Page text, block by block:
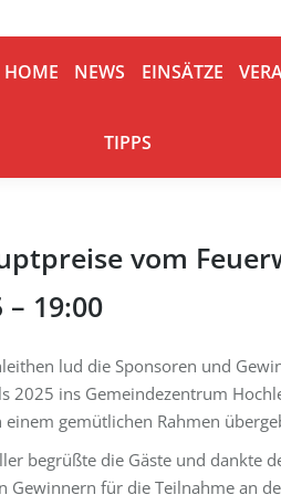
HOME NEWS EINSÄTZE
TIPPS
vom
19:00
lud die Sponsoren und
2025 ins Gemeindezentrum
gemütlichen Rahmen
begrüßte die Gäste und dankte
Gewinnern für die Teilnahme an
NEWS EINSÄTZE